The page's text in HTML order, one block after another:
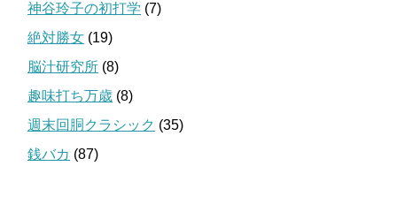
神谷玲子の初打学 (7)
絶対勝女 (19)
脳汁研究所 (8)
趣味打ち万歳 (8)
週末回胴クラシック (35)
銭バカ (87)